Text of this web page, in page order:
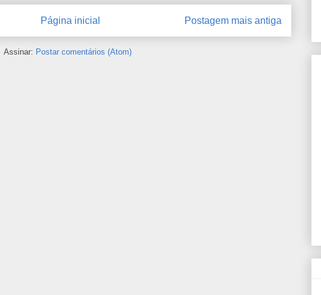
Postagem mais antiga
Página inicial
Assinar: Postar comentários (Atom)